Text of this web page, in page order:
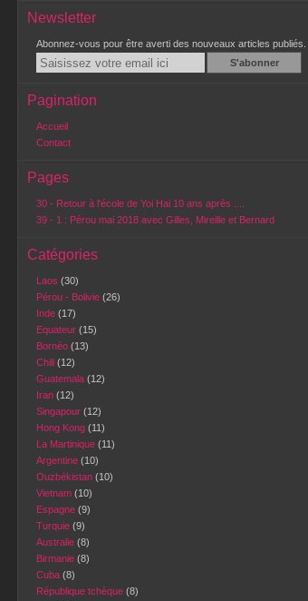
Newsletter
Abonnez-vous pour être averti des nouveaux articles publiés.
Email
Pagination
Accueil
Contact
Pages
30 - Retour à l'école de Yoi Hai 10 ans après ....
39 - 1 : Pérou mai 2018 avec Gilles, Mireille et Bernard
Catégories
Laos (30)
Pérou - Bolivie (26)
Inde (17)
Equateur (15)
Bornéo (13)
Chili (12)
Guatemala (12)
Iran (12)
Singapour (12)
Hong Kong (11)
La Martinique (11)
Argentine (10)
Ouzbékistan (10)
Vietnam (10)
Espagne (9)
Turquie (9)
Australie (8)
Birmanie (8)
Cuba (8)
République tchèque (8)